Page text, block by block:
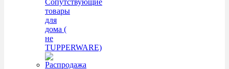
Сопутствующие
товары
для
дома (
не
TUPPERWARE)